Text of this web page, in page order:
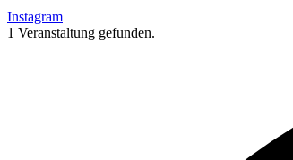
Instagram
1 Veranstaltung gefunden.